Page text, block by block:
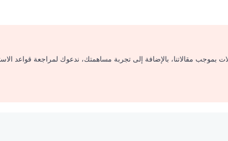
بموجب مقالاتنا، بالإضافة إلى تجربة مساهمتك، ندعوك لمراجعة قواعد